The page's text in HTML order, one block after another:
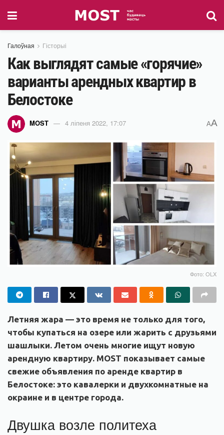
Галоўная Гісторыі
Как выглядят самые «горячие»
варианты арендных квартир в
Белостоке
MOST 4 ліпеня 2022, 17:07 AA
Фото: OLX
Летняя жара — это время не только для того,
чтобы купаться на озере или жарить с друзьями
шашлыки. Летом очень многие ищут новую
арендную квартиру. MOST показывает самые
свежие объявления по аренде квартир в
Белостоке: это кавалерки и двухкомнатные на
окраине и в центре города.
Двушка возле политеха